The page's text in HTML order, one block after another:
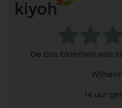
De bos bloemen was
14 uur